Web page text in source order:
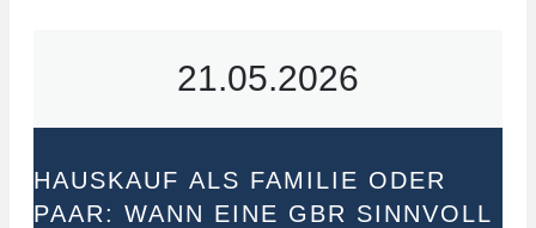
21.05.2026
HAUSKAUF ALS FAMILIE ODER
PAAR: WANN EINE GBR SINNVOLL